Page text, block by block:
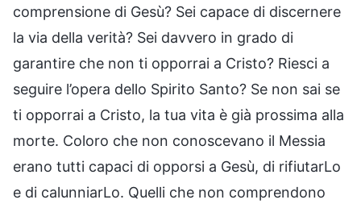
comprensione di Gesù? Sei capace di discernere
la via della verità? Sei davvero in grado di
garantire che non ti opporrai a Cristo? Riesci a
seguire l’opera dello Spirito Santo? Se non sai se
ti opporrai a Cristo, la tua vita è già prossima alla
morte. Coloro che non conoscevano il Messia
erano tutti capaci di opporsi a Gesù, di rifiutarLo
e di calunniarLo. Quelli che non comprendono